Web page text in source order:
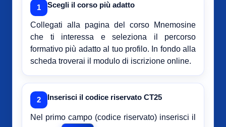
1 Scegli il corso più adatto
Collegati alla pagina del corso Mnemosine
che ti interessa e seleziona il percorso
formativo più adatto al tuo profilo. In fondo alla
scheda troverai il modulo di iscrizione online.
2 Inserisci il codice riservato CT25
Nel primo campo (codice riservato) inserisci il